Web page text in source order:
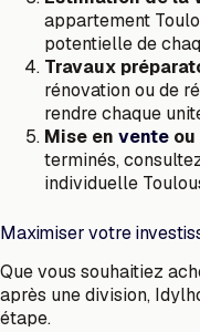
appartement
potentielle de
Travaux
rénovation ou de
rendre chaque
Mise en vente
terminés,
individuelle
Maximiser votre
Que vous souhaitiez
après une division,
étape.